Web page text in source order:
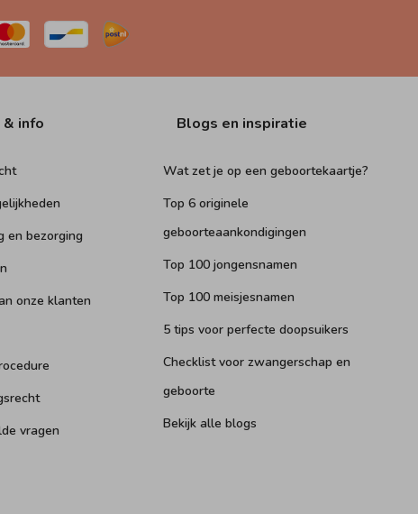
& info
en bezorging
onze klanten
vragen
Blogs en inspiratie
Wat zet je op een geboortekaartje?
Top 6 originele
geboorteaankondigingen
Top 100 jongensnamen
Top 100 meisjesnamen
5 tips voor perfecte doopsuikers
Checklist voor zwangerschap en
geboorte
Bekijk alle blogs